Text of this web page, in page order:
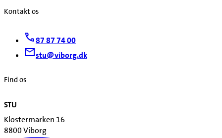
Kontakt os
87 87 74 00
stu@viborg.dk
Find os
STU
Klostermarken 16
8800 Viborg